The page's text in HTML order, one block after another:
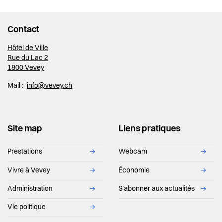
Directives de fonctionnement de la
Rapports de gestion
Pilier public
Règlements
Contact
Hôtel de Ville
Rue du Lac 2
1800 Vevey
Mail : info@vevey.ch
Site map
Prestations →
Vivre à Vevey →
Administration →
Vie politique →
Liens pratiques
Webcam →
Économie →
S'abonner aux actualités →